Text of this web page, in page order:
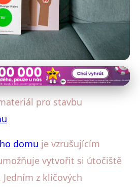
domu
pro Stavbu
Domu: Průvodce
Autor: Aleš Beneš
pro stavbu
domu je vzrušujícím
vytvořit si útočiště
z klíčových